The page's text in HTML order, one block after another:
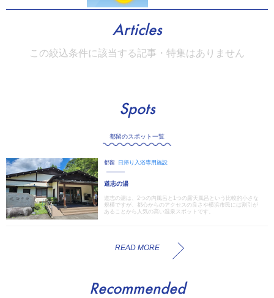
Articles
この絞込条件に該当する記事・特集はありません
Spots
都留のスポット一覧
都留 日帰り入浴専用施設
道志の湯
道志の湯は、2つの内風呂と1つの露天風呂という比較的小さな
規模ですが、都心からのアクセスの良さや横浜市民には割引が
あることから人気の高い温泉スポットです。
READ MORE
Recommended